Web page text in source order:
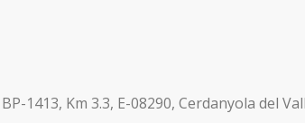
1413, Km 3.3, E-08290, Cerdanyola del